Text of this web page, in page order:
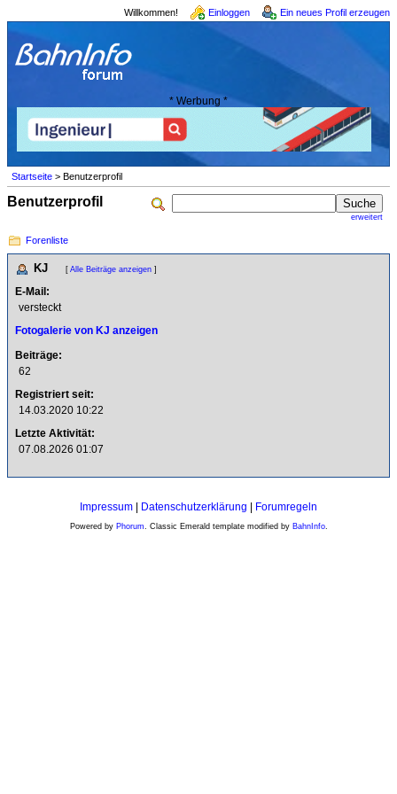
Willkommen! Einloggen Ein neues Profil erzeugen
* Werbung *
Startseite > Benutzerprofil
erweitert
Benutzerprofil
Forenliste
KJ [ Alle Beiträge anzeigen ]
E-Mail:
versteckt
Fotogalerie von KJ anzeigen
Beiträge:
62
Registriert seit:
14.03.2020 10:22
Letzte Aktivität:
07.08.2026 01:07
Impressum Datenschutzerklärung Forumregeln
Powered by Phorum. Classic Emerald template modified by BahnInfo.